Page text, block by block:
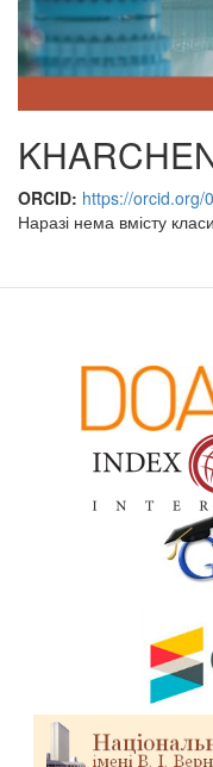
ORCID: https://orcid.org/
Наразі нема вмісту